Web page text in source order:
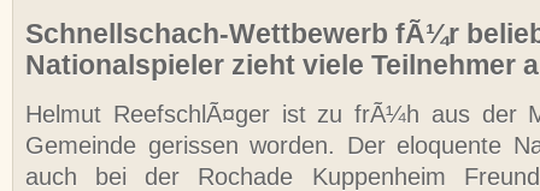
Schnellschach-Wettbewerb fÃ¼r
Nationalspieler zieht viele Teilnehmer
Helmut ReefschlÃ¤ger ist zu frÃ¼h aus der
Gemeinde gerissen worden. Der eloquente
auch bei der Rochade Kuppenheim